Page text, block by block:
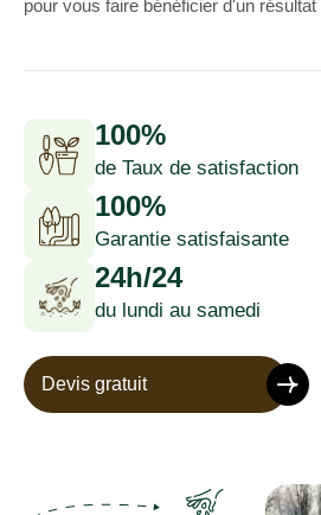
pour vous faire bénéficier d'un
100%
de Taux de satisfaction
100%
Garantie satisfaisante
24h/24
du lundi au samedi
Devis gratuit